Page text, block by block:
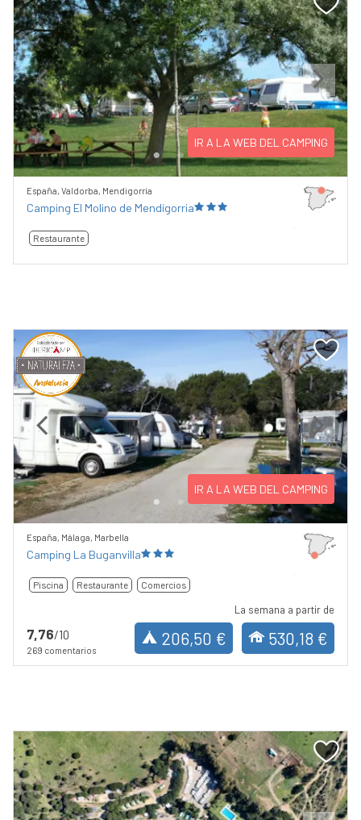
Previous Next
IR A LA WEB DEL CAMPING
España, Valdorba, Mendigorría
Camping El Molino de Mendigorria
Restaurante
Previous Next
IR A LA WEB DEL CAMPING
España, Málaga, Marbella
Camping La Buganvilla
Piscina Restaurante Comercios
7,76/10
269 comentarios
La semana a partir de
206,50 € 530,18 €